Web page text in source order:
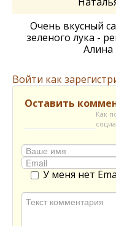
Очень вкусный
зеленого лука -
Алина
Войти как
Оставить
Как
У меня нет